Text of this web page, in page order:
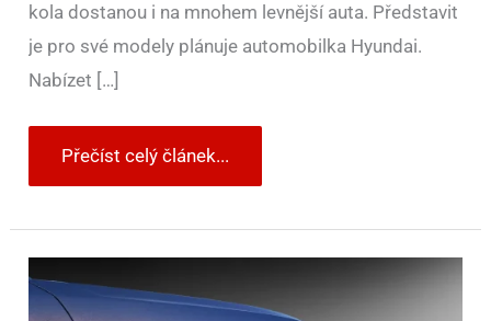
kola dostanou i na mnohem levnější auta. Představit
je pro své modely plánuje automobilka Hyundai.
Nabízet […]
Přečíst celý článek...
Mustang
Dark